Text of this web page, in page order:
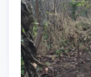
Aktuality/Informace/